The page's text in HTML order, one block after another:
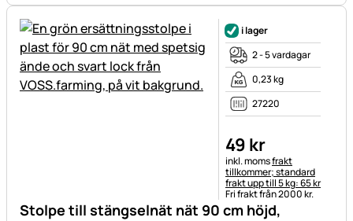
Stolpe till stängselnät nät 90 cm höjd,
i lager
2 - 5 vardagar
0,23 kg
27220
49 kr
Skatteinformation:
inkl. momsfrakt
tillkommer; standard
frakt upp till 5 kg: 65 kr
Fri frakt från 2000 kr.